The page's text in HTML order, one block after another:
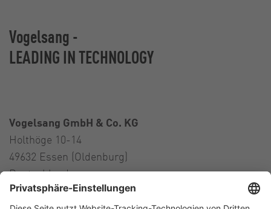
Vogelsang -
LEADING IN TECHNOLOGY
Vogelsang GmbH & Co. KG
Holthöge 10-14
49632 Essen (Oldenburg)
Deutschland